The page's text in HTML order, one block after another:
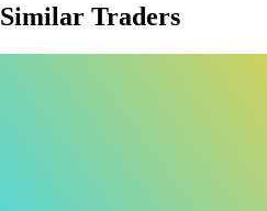
Similar Traders